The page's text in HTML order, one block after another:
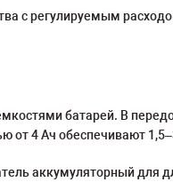
с регулируемым
батарей. В
от 4 Ач обеспечивают
аккумуляторный для